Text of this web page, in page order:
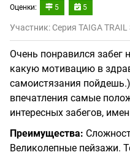
Оценки: 5 5
Участник: Серия TAIGA
Очень понравился забег
какую мотивацию в
самоистязания
впечатления самые
интересных забегов,
Преимущества:
Великолепные пейзажи.